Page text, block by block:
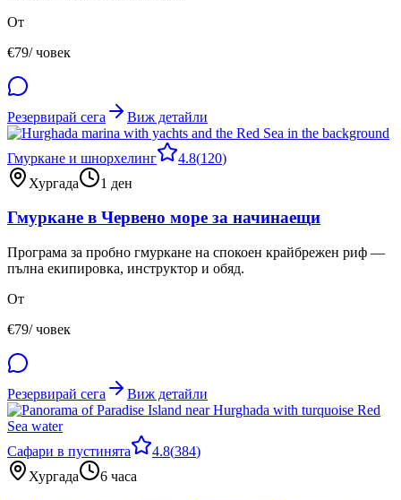
От
€79/ човек
Резервирай сега Виж детайли
Гмуркане и шнорхелинг 4.8(120)
Хургада
1 ден
Гмуркане в Червено море за начинаещи
Програма за пробно гмуркане на спокоен крайбрежен риф —
пълна екипировка, инструктор и обяд.
От
€79/ човек
Резервирай сега Виж детайли
Сафари в пустинята 4.8(384)
Хургада
6 часа